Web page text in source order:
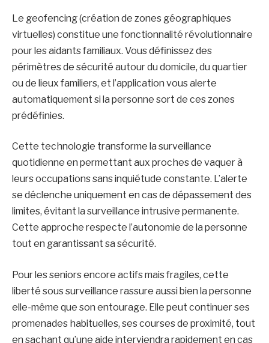
Le geofencing (création de zones géographiques
virtuelles) constitue une fonctionnalité révolutionnaire
pour les aidants familiaux. Vous définissez des
périmètres de sécurité autour du domicile, du quartier
ou de lieux familiers, et l’application vous alerte
automatiquement si la personne sort de ces zones
prédéfinies.
Cette technologie transforme la surveillance
quotidienne en permettant aux proches de vaquer à
leurs occupations sans inquiétude constante. L’alerte
se déclenche uniquement en cas de dépassement des
limites, évitant la surveillance intrusive permanente.
Cette approche respecte l’autonomie de la personne
tout en garantissant sa sécurité.
Pour les seniors encore actifs mais fragiles, cette
liberté sous surveillance rassure aussi bien la personne
elle-même que son entourage. Elle peut continuer ses
promenades habituelles, ses courses de proximité, tout
en sachant qu’une aide interviendra rapidement en cas